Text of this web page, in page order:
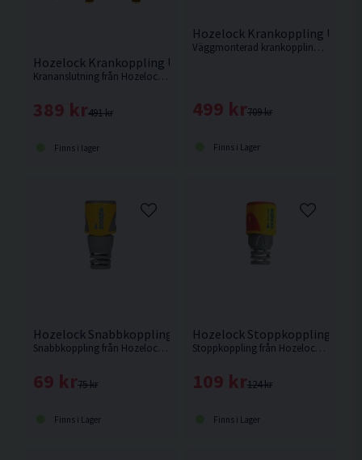
Hozelock Krankoppling Utomhus 3-vägs Flowmax
Krananslutning från Hozelock med möjlighet att ansluta två vattenslangar. Samt möjlighet för påfyllning av vattenkanna eller hink.
491 kr
389 kr
Finns i lager
Hozelock Krankoppling
Väggmonterad krankoppling från Hozelock med möjlighet att ansluta upp till fyra vattenslangar.
709 kr
499 kr
Finns i Lager
Hozelock Snabbkoppling Plus 12,5mm
Snabbkoppling från Hozelock med extra stöd vid anslutningen mot vattenslangen.
75 kr
69 kr
Finns i Lager
Hozelock Stoppkoppling Plus
Stoppkoppling från Hozelock med extra stöd vid anslutningen mot vattenslangen.
124 kr
109 kr
Finns i Lager